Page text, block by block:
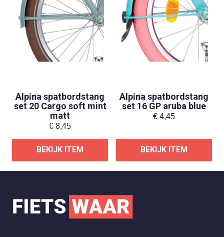
Alpina spatbordstang
set 20 Cargo soft mint
matt
€ 8,45
BEKIJK ITEM
Alpina spatbordstang
set 16 GP aruba blue
€ 4,45
BEKIJK ITEM